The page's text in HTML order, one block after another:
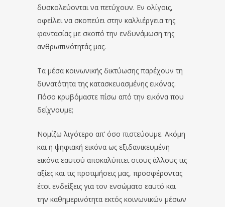
δυσκολεύονται να πετύχουν. Εν ολίγοις,
οφείλει να σκοπεύει στην καλλιέργεια της
φαντασίας με σκοπό την ενδυνάμωση της
ανθρωπινότητάς μας.
Τα μέσα κοινωνικής δικτύωσης παρέχουν τη
δυνατότητα της κατασκευασμένης εικόνας.
Πόσο κρυβόμαστε πίσω από την εικόνα που
δείχνουμε;
Νομίζω λιγότερο απ’ όσο πιστεύουμε. Ακόμη
και η ψηφιακή εικόνα ως εξιδανικευμένη
εικόνα εαυτού αποκαλύπτει στους άλλους τις
αξίες και τις προτιμήσεις μας, προσφέροντας
έτσι ενδείξεις για τον ενσώματο εαυτό και
την καθημερινότητα εκτός κοινωνικών μέσων